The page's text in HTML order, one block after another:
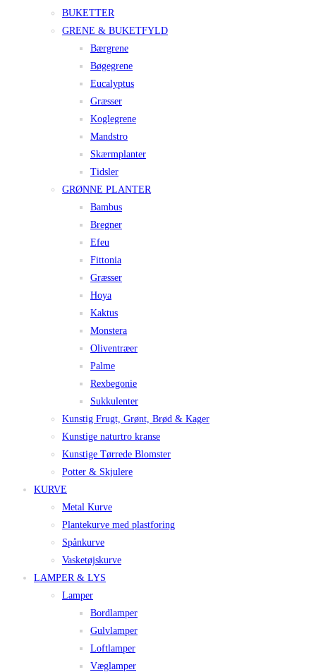
BUKETTER
GRENE & BUKETFYLD
Bærgrene
Bøgegrene
Eucalyptus
Græsser
Koglegrene
Mandstro
Skærmplanter
Tidsler
GRØNNE PLANTER
Bambus
Bregner
Efeu
Fittonia
Græsser
Hoya
Kaktus
Monstera
Oliventræer
Palme
Rexbegonie
Sukkulenter
Kunstig Frugt, Grønt, Brød & Kager
Kunstige naturtro kranse
Kunstige Tørrede Blomster
Potter & Skjulere
KURVE
Metal Kurve
Plantekurve med plastforing
Spånkurve
Vasketøjskurve
LAMPER & LYS
Lamper
Bordlamper
Gulvlamper
Loftlamper
Væglamper